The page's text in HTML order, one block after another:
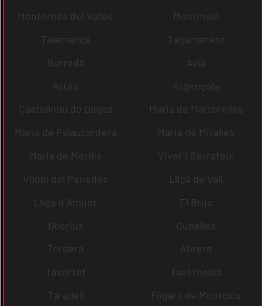
Montornès del Vallès
Montmeló
Talamanca
Tagamanent
Borredà
Avià
Artés
Argençola
Castellnou de Bages
Maria de Martorelles
Maria de Palautordera
Maria de Miralles
Maria de Merlès
Viver i Serrateix
Vilobí del Penedès
Lliçà de Vall
Lliçà d´Amunt
El Bruc
Dosrius
Cubelles
Tordera
Abrera
Tavertet
Tavèrnoles
Taradell
Fogars de Montclús